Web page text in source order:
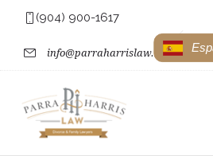
(904) 900-1617
info@parraharrislaw.com